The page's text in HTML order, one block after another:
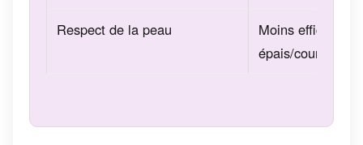
Respect de la peau
Moins efficace
épais/courts